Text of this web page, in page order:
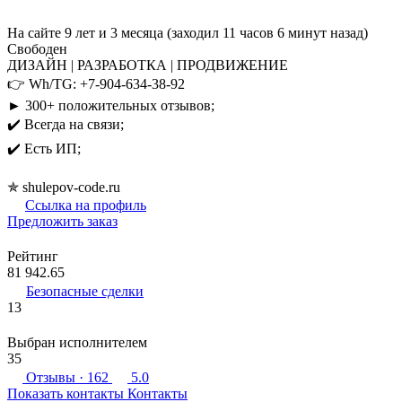
На сайте 9 лет и 3 месяца (заходил 11 часов 6 минут назад)
Свободен
ДИЗАЙН | РАЗРАБОТКА | ПРОДВИЖЕНИЕ
👉 Wh/TG: +7-904-634-38-92
► 300+ положительных отзывов;
✔️ Всегда на связи;
✔️ Есть ИП;
✯ shulepov-code.ru
Ссылка на профиль
Предложить заказ
Рейтинг
81 942.65
Безопасные сделки
13
Выбран исполнителем
35
Отзывы · 162
5.0
Показать контакты Контакты